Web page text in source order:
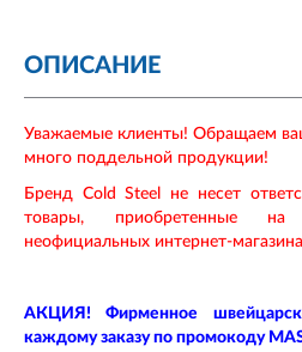
ОПИСАНИЕ
Уважаемые клиенты! Обращаем
много поддельной продукции!
Бренд Cold Steel не несет
товары, приобретенные
неофициальных интернет-
АКЦИЯ! Фирменное
каждому заказу по промокоду